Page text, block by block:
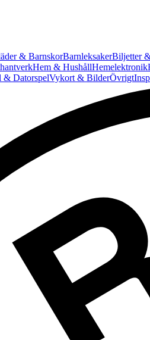
& BarnskorBarnleksakerBiljetter
Hem & HushållHemelektronik
& DatorspelVykort & BilderÖvrigt